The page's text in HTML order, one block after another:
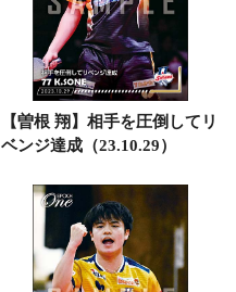
【曽根 翔】相手を圧倒してリ
ベンジ達成（23.10.29）